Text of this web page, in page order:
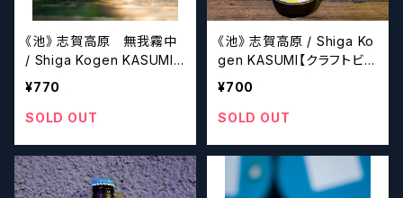
《池》 志賀高原 無我霧中
/ Shiga Kogen KASUMI
【クラフトビール】
¥770
SOLD OUT
《池》 志賀高原 / Shiga Ko
gen KASUMI【クラフトビー
ル】
¥700
SOLD OUT